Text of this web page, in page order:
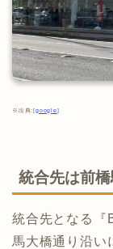
※出典:[google]
統合先は前
統合先となる『
馬大橋通り沿い